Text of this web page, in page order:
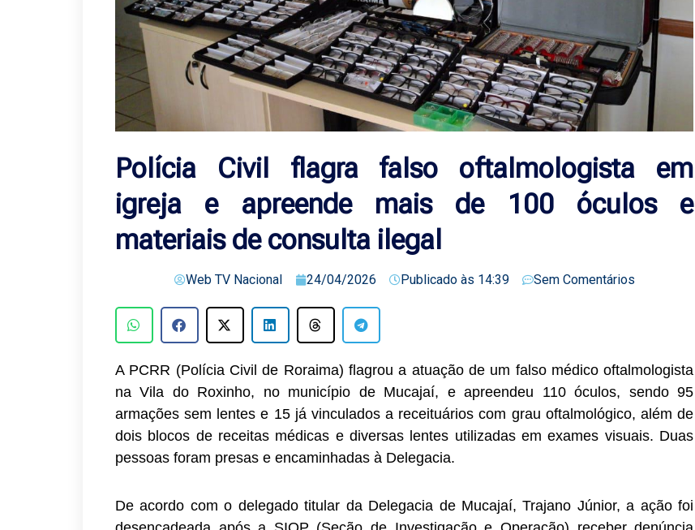
Polícia Civil flagra falso oftalmologista em
igreja e apreende mais de 100 óculos e
materiais de consulta ilegal
Web TV Nacional 24/04/2026 Publicado às 14:39 Sem Comentários
A PCRR (Polícia Civil de Roraima) flagrou a atuação de um falso médico oftalmologista
na Vila do Roxinho, no município de Mucajaí, e apreendeu 110 óculos, sendo 95
armações sem lentes e 15 já vinculados a receituários com grau oftalmológico, além de
dois blocos de receitas médicas e diversas lentes utilizadas em exames visuais. Duas
pessoas foram presas e encaminhadas à Delegacia.
De acordo com o delegado titular da Delegacia de Mucajaí, Trajano Júnior, a ação foi